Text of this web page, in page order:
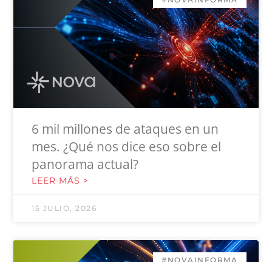
6 mil millones de ataques en un
mes. ¿Qué nos dice eso sobre el
panorama actual?
LEER MÁS >
15 JULIO, 2026
#NOVAINFORMA